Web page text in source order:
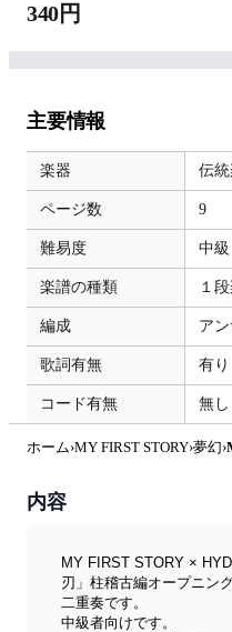
340円
主要情報
楽器 伝
ページ数 9
難易度 中級
楽譜の種類 １
編成 ア
歌詞有無 有り
コード有無 無し
ホーム›MY FIRST STORY›夢幻›
内容
MY FIRST STORY ×
刃」柱稽古編オープニン
二重奏です。
中級者向けです。